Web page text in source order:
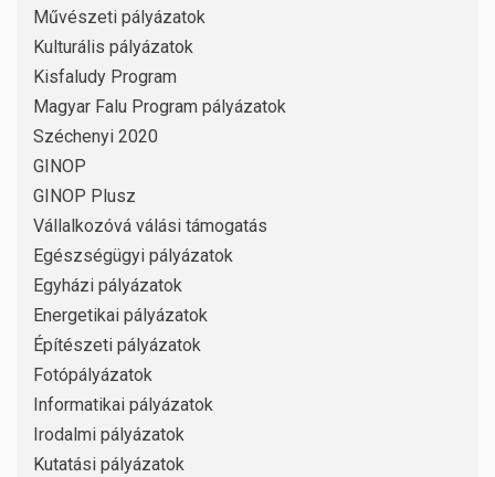
Művészeti pályázatok
Kulturális pályázatok
Kisfaludy Program
Magyar Falu Program pályázatok
Széchenyi 2020
GINOP
GINOP Plusz
Vállalkozóvá válási támogatás
Egészségügyi pályázatok
Egyházi pályázatok
Energetikai pályázatok
Építészeti pályázatok
Fotópályázatok
Informatikai pályázatok
Irodalmi pályázatok
Kutatási pályázatok